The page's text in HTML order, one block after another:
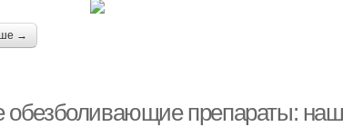
→
препараты: